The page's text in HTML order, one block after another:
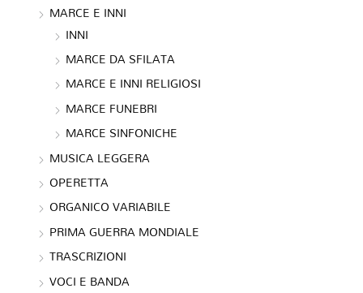
MARCE E INNI
INNI
MARCE DA SFILATA
MARCE E INNI RELIGIOSI
MARCE FUNEBRI
MARCE SINFONICHE
MUSICA LEGGERA
OPERETTA
ORGANICO VARIABILE
PRIMA GUERRA MONDIALE
TRASCRIZIONI
VOCI E BANDA